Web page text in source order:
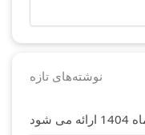
نوشته‌های تازه
شود